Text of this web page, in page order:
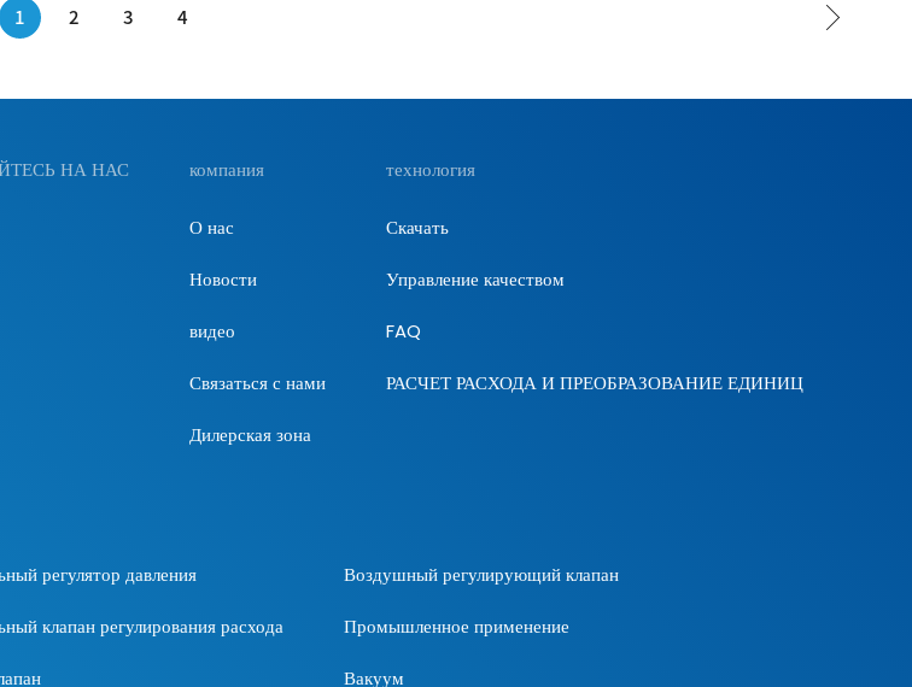
1 2 3 4
НА НАС компания
О нас
Новости
видео
Связаться с нами
Дилерская зона
технология
Скачать
Управление качеством
FAQ
РАСЧЕТ РАСХОДА И ПРЕОБРАЗОВАНИЕ ЕДИНИЦ
регулятор давления
клапан регулирования расхода
Воздушный регулирующий клапан
Промышленное применение
Вакуум